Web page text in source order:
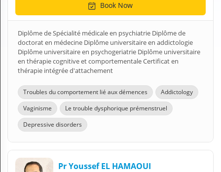
EN English
Sign in
Book Now
Diplôme de Spécialité médicale en psychiatrie Diplôme de
doctorat en médecine Diplôme universitaire en addictologie
Diplôme universitaire en psychogeriatrie Diplôme universitaire
en thérapie cognitive et comportementale Certificat en
thérapie intégrée d'attachement
Troubles du comportement lié aux démences
Addictology
Vaginisme
Le trouble dysphorique prémenstruel
Depressive disorders
Pr Youssef EL HAMAOUI